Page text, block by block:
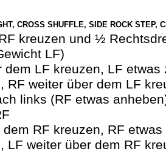
CROSS SHUFFLE, SIDE ROCK STEP,
kreuzen und ½
LF)
dem LF kreuzen, LF etwas
RF weiter über dem LF
links (RF etwas
RF kreuzen, RF
LF weiter über dem RF